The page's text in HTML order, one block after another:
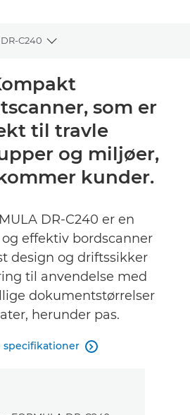
C240
Toggle breadcrumbs
som er
til travle
og miljøer,
kunder.
DR-C240 er en
effektiv bordscanner
design og driftssikker
til anvendelse med
dokumentstørrelser
herunder pas.
specifikationer 